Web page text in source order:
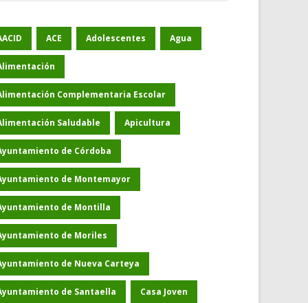
ACE Adolescentes Agua
Complementaria Escolar
Saludable Apicultura
de Córdoba
de Montemayor
de Montilla
de Moriles
de Nueva Carteya
de Santaella Casa Joven